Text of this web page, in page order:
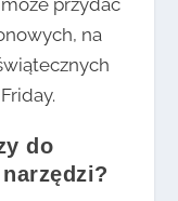
na
do